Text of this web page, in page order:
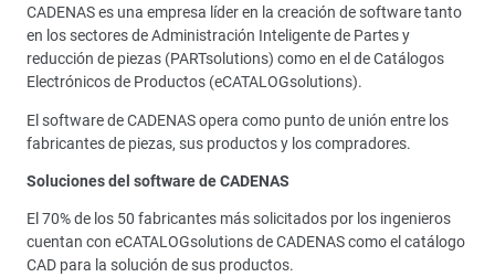
CADENAS es una empresa líder en la creación de software tanto
en los sectores de Administración Inteligente de Partes y
reducción de piezas (PARTsolutions) como en el de Catálogos
Electrónicos de Productos (eCATALOGsolutions).
El software de CADENAS opera como punto de unión entre los
fabricantes de piezas, sus productos y los compradores.
Soluciones del software de CADENAS
El 70% de los 50 fabricantes más solicitados por los ingenieros
cuentan con eCATALOGsolutions de CADENAS como el catálogo
CAD para la solución de sus productos.